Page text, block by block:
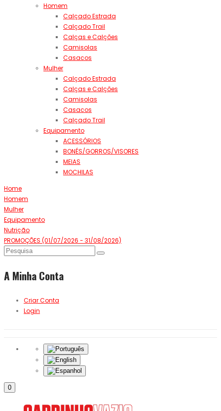
Homem
Calçado Estrada
Calçado Trail
Calças e Calções
Camisolas
Casacos
Mulher
Calçado Estrada
Calças e Calções
Camisolas
Casacos
Calçado Trail
Equipamento
ACESSÓRIOS
BONÉS/GORROS/VISORES
MEIAS
MOCHILAS
Home
Homem
Mulher
Equipamento
Nutrição
PROMOÇÕES (01/07/2026 - 31/08/2026)
A Minha Conta
Criar Conta
Login
0